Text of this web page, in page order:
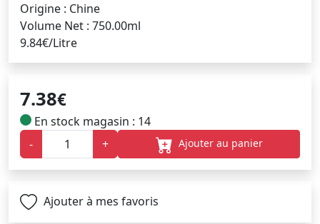
Origine : Chine
Volume Net : 750.00ml
9.84€/Litre
7.38€
En stock magasin : 14
-
+ Ajouter au panier
Ajouter à mes favoris